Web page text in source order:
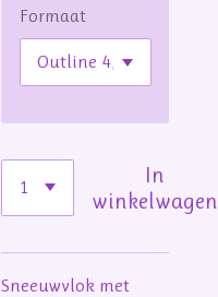
Formaat
In
winkelwagen
Sneeuwvlok met